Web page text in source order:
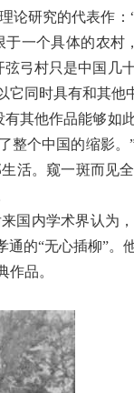
论研究的代表作
一个具体的农村
弓村只是中国几
同时具有和其他
其他作品能够如
整个中国的缩影
活。窥一斑而见
国内学术界认为
的“无心插柳”
品。